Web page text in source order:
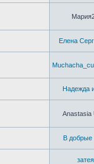
Елена
Надежда
Anastasia
В добрые
затея